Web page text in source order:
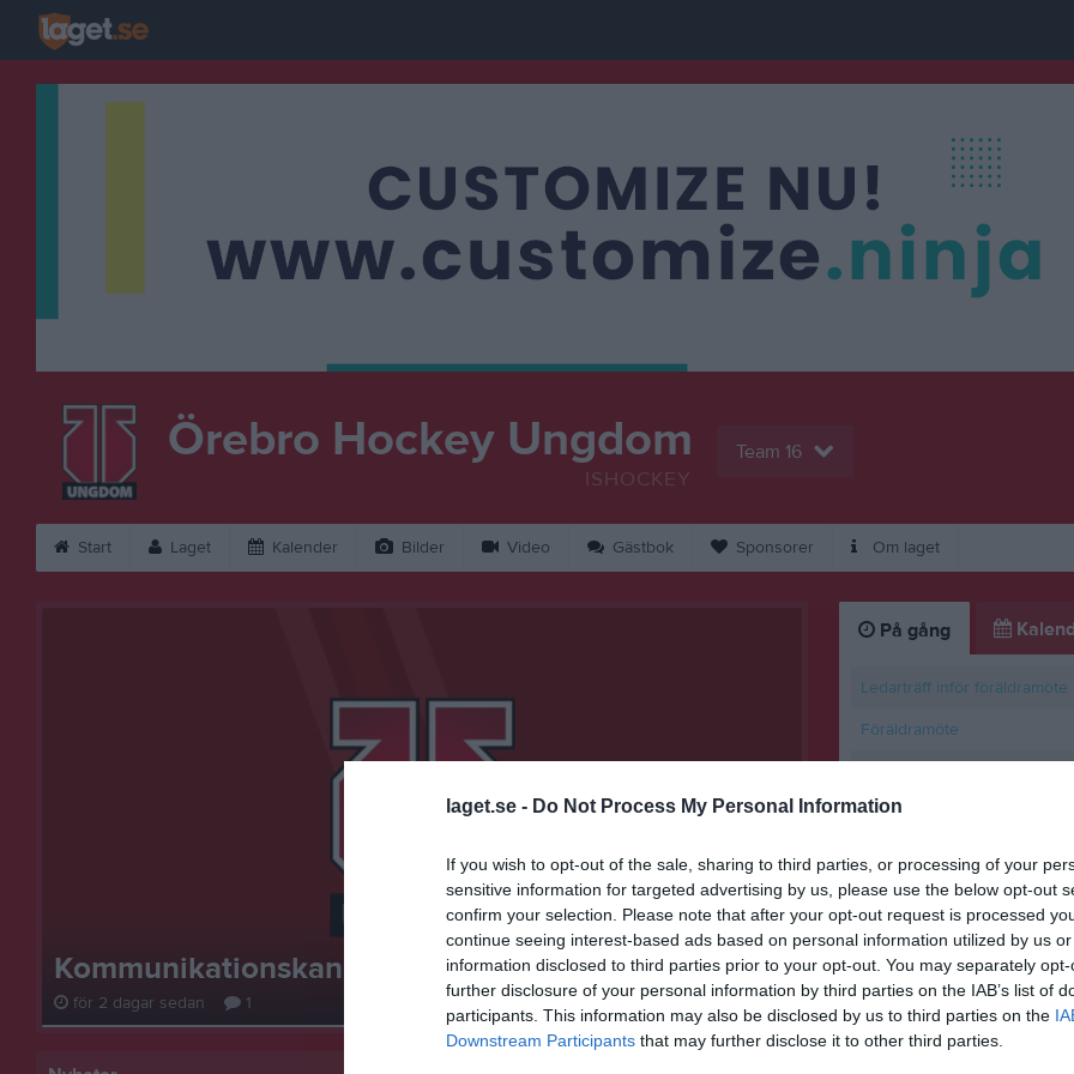
laget.se - Do Not Process My Personal Information
If you wish to opt-out of the sale, sharing to third parties, or processing of your
sensitive information for targeted advertising by us, please use the below opt-out
confirm your selection. Please note that after your opt-out request is processed
continue seeing interest-based ads based on personal information utilized by us
information disclosed to third parties prior to your opt-out. You may separately
further disclosure of your personal information by third parties on the IAB’s list of
participants. This information may also be disclosed by us to third parties on the
Downstream Participants that may further disclose it to other third parties.
Örebro Hockey Ungdom
ISHOCKEY
Team 16
Start Laget Kalender Bilder Video Gästbok Sponsorer Om laget
Kommunikationskanaler
för 2 dagar sedan 1
Information inför
25 jun 0
På gång
Ledarträff inför föräldramöte
Föräldramöte
Träning
Barndiabetesloppet